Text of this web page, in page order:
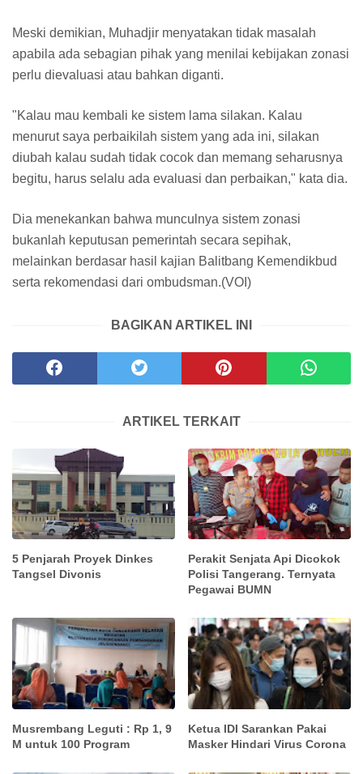
Meski demikian, Muhadjir menyatakan tidak masalah
apabila ada sebagian pihak yang menilai kebijakan zonasi
perlu dievaluasi atau bahkan diganti.
"Kalau mau kembali ke sistem lama silakan. Kalau
menurut saya perbaikilah sistem yang ada ini, silakan
diubah kalau sudah tidak cocok dan memang seharusnya
begitu, harus selalu ada evaluasi dan perbaikan," kata dia.
Dia menekankan bahwa munculnya sistem zonasi
bukanlah keputusan pemerintah secara sepihak,
melainkan berdasar hasil kajian Balitbang Kemendikbud
serta rekomendasi dari ombudsman.(VOI)
BAGIKAN ARTIKEL INI
ARTIKEL TERKAIT
5 Penjarah Proyek Dinkes
Tangsel Divonis
Perakit Senjata Api Dicokok
Polisi Tangerang. Ternyata
Pegawai BUMN
Musrembang Leguti : Rp 1, 9
M untuk 100 Program
Ketua IDI Sarankan Pakai
Masker Hindari Virus Corona